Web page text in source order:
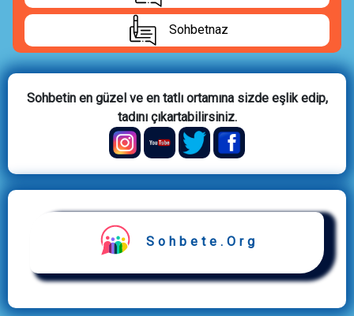
Sohbetnaz
Sohbetin en güzel ve en tatlı ortamına sizde eşlik edip,
tadını çıkartabilirsiniz.
Sohbete.Org